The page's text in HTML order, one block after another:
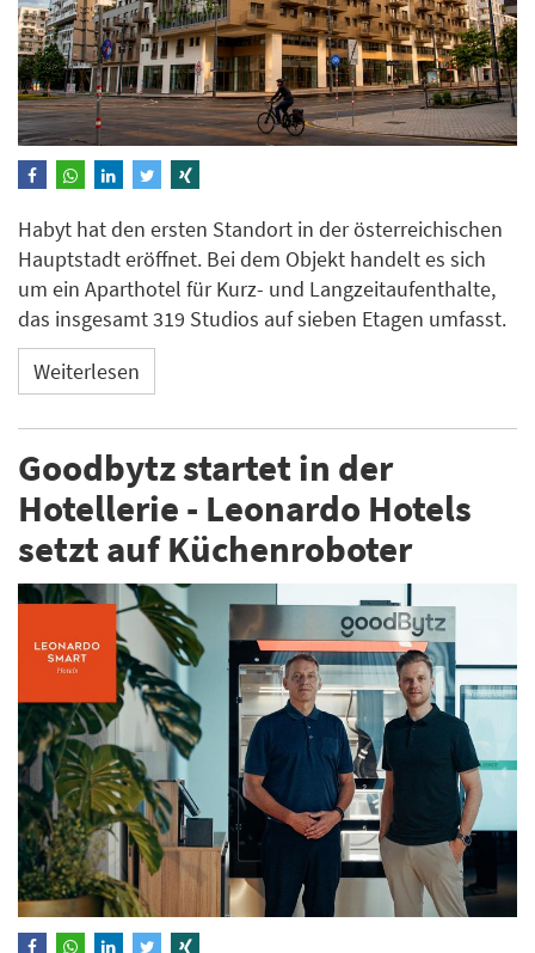
Habyt hat den ersten Standort in der österreichischen
Hauptstadt eröffnet. Bei dem Objekt handelt es sich
um ein Aparthotel für Kurz- und Langzeitaufenthalte,
das insgesamt 319 Studios auf sieben Etagen umfasst.
Weiterlesen
Goodbytz startet in der
Hotellerie - Leonardo Hotels
setzt auf Küchenroboter